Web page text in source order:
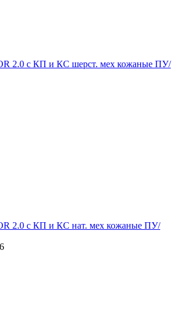
2.0 с КП и КС шерст. мех кожаные ПУ/
2.0 с КП и КС нат. мех кожаные ПУ/